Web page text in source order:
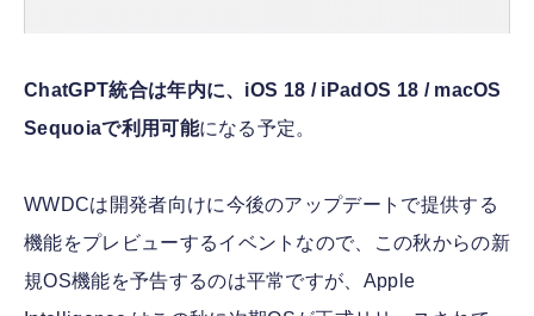
ChatGPT統合は年内に、iOS 18 / iPadOS 18 / macOS
Sequoiaで利用可能になる予定。
WWDCは開発者向けに今後のアップデートで提供する
機能をプレビューするイベントなので、この秋からの新
規OS機能を予告するのは平常ですが、Apple